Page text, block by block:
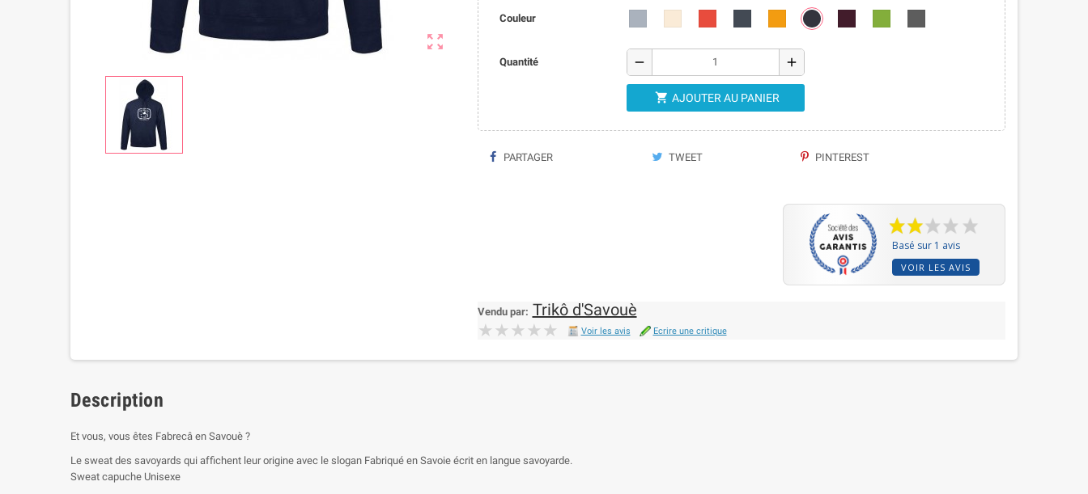

Couleur
Quantité remove add
 AJOUTER AU PANIER
PARTAGER TWEET PINTEREST
Basé sur 1 avis
VOIR LES AVIS
Vendu par: Trikô d'Savouè
★★★★★
★★★★★ Voir les avis Ecrire une critique
Description
Et vous, vous êtes Fabrecâ en Savouè ?
Le sweat des savoyards qui affichent leur origine avec le slogan Fabriqué en Savoie écrit en langue savoyarde.
Sweat capuche Unisexe